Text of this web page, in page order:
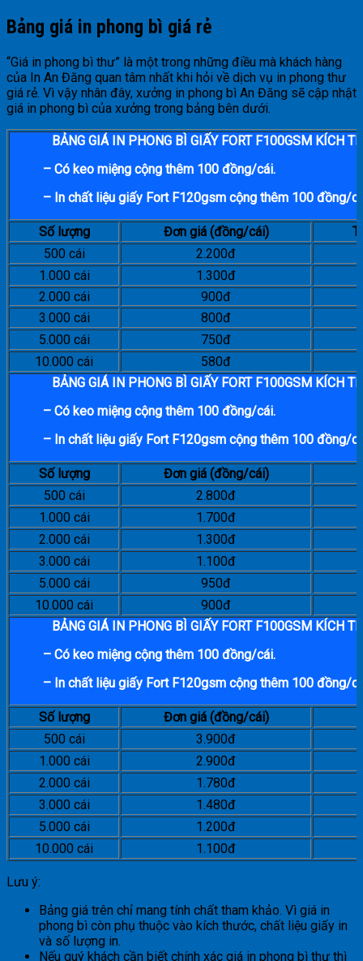
Bảng giá in phong bì giá rẻ
“Giá in phong bì thư” là một trong những điều mà khách hàng
của In An Đăng quan tâm nhất khi hỏi về dịch vụ in phong thư
giá rẻ. Vì vậy nhân đây, xưởng in phong bì An Đăng sẽ cập nhật
giá in phong bì của xưởng trong bảng bên dưới.
BẢNG GIÁ IN PHONG BÌ GIẤY FORT F100GSM KÍCH
– Có keo miệng cộng thêm 100 đồng/cái.
– In chất liệu giấy Fort F120gsm cộng thêm 100 đồng/
Số lượng Đơn giá (đồng/cái)
500 cái
2.200đ
1.000 cái
1.300đ
2.000 cái
900đ
3.000 cái
800đ
5.000 cái
750đ
10.000 cái
580đ
BẢNG GIÁ IN PHONG BÌ GIẤY FORT F100GSM KÍCH
– Có keo miệng cộng thêm 100 đồng/cái.
– In chất liệu giấy Fort F120gsm cộng thêm 100 đồng/
Số lượng
Đơn giá (đồng/cái)
500 cái
2.800đ
1.000 cái
1.700đ
2.000 cái
1.300đ
3.000 cái
1.100đ
5.000 cái
950đ
10.000 cái
900đ
BẢNG GIÁ IN PHONG BÌ GIẤY FORT F100GSM KÍCH
– Có keo miệng cộng thêm 100 đồng/cái.
– In chất liệu giấy Fort F120gsm cộng thêm 100 đồng/
Số lượng
Đơn giá (đồng/cái)
500 cái
3.900đ
1.000 cái
2.900đ
2.000 cái
1.780đ
3.000 cái
1.480đ
5.000 cái
1.200đ
10.000 cái
1.100đ
Lưu ý:
Bảng giá trên chỉ mang tính chất tham khảo. Vì giá in
phong bì còn phụ thuộc vào kích thước, chất liệu giấy in
và số lượng in.
Nếu quý khách cần biết chính xác giá in phong bì thư thì